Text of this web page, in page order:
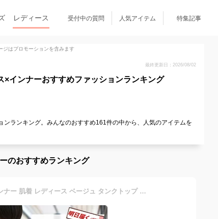
レディース 受付中の質問 人気アイテム 特集記事
ジはプロモーションを含みます
最終更新日：2026/08/02
×インナーおすすめファッションランキング
ランキング。みんなのおすすめ161件の中から、人気のアイテムを
のおすすめランキング
【洋服の青山】透けない インナー 肌着 レディース ベージュ タンクトップ 透け防止 吸汗速乾 汗染み防止 汗取り 脇汗パッド ワンピース ドレス ブラウス シャツ アンダーウェア 下着 仕事 就活 ビジネス カジュアル 春 夏 秋 冬 キャミソール ロング 丈 長め カップなし